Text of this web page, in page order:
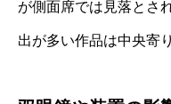
が側面席では見落とさ
出が多い作品は中央寄